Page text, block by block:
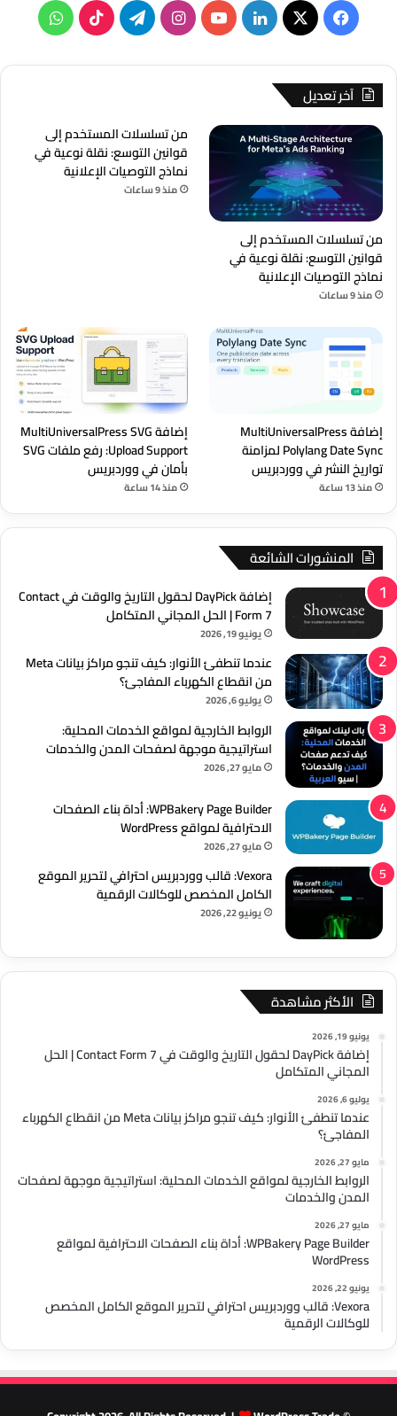
فيسبوك
‫X لينكدإن‫YouTubeانستقرامتيلقرام‫TikTok
آخر تعديل
من تسلسلات المستخدم إلى
قوانين التوسع: نقلة نوعية في
نماذج التوصيات الإعلانية
منذ 9 ساعات
من تسلسلات المستخدم إلى
قوانين التوسع: نقلة نوعية في
نماذج التوصيات الإعلانية
منذ 9 ساعات
إضافة MultiUniversalPress
Polylang Date Sync لمزامنة
تواريخ النشر في ووردبريس
منذ 13 ساعة
إضافة MultiUniversalPress SVG
Upload Support: رفع ملفات SVG
بأمان في ووردبريس
منذ 14 ساعة
المنشورات الشائعة
إضافة DayPick لحقول التاريخ والوقت في Contact
Form 7 | الحل المجاني المتكامل
يونيو 19, 2026
عندما تنطفئ الأنوار: كيف تنجو مراكز بيانات Meta
من انقطاع الكهرباء المفاجئ؟
يوليو 6, 2026
الروابط الخارجية لمواقع الخدمات المحلية:
استراتيجية موجهة لصفحات المدن والخدمات
مايو 27, 2026
WPBakery Page Builder: أداة بناء الصفحات
الاحترافية لمواقع WordPress
مايو 27, 2026
Vexora: قالب ووردبريس احترافي لتحرير الموقع
الكامل المخصص للوكالات الرقمية
يونيو 22, 2026
الأكثر مشاهدة
يونيو 19, 2026
إضافة DayPick لحقول التاريخ والوقت في Contact Form 7 | الحل
المجاني المتكامل
يوليو 6, 2026
عندما تنطفئ الأنوار: كيف تنجو مراكز بيانات Meta من انقطاع الكهرباء
المفاجئ؟
مايو 27, 2026
الروابط الخارجية لمواقع الخدمات المحلية: استراتيجية موجهة لصفحات
المدن والخدمات
مايو 27, 2026
WPBakery Page Builder: أداة بناء الصفحات الاحترافية لمواقع
WordPress
يونيو 22, 2026
Vexora: قالب ووردبريس احترافي لتحرير الموقع الكامل المخصص
للوكالات الرقمية